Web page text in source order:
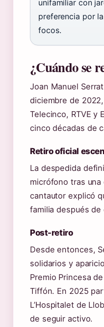
unifamiliar con
preferencia por
focos.
¿Cuándo se
Joan Manuel
diciembre de
Telecinco, RTVE y
cinco décadas de
Retiro oficial
La despedida
micrófono tras una
cantautor explicó
familia después
Post-retiro
Desde entonces,
solidarios y
Premio Princesa
Tiffón. En 2025
L’Hospitalet de
de seguir activo.